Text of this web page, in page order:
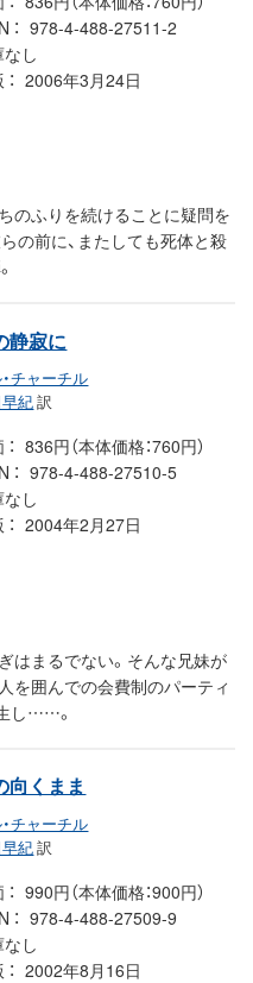
978-4-488-27511-2
し
2006年3月24日
のふりを続けることに疑問を
の前に、またしても死体と殺
静寂に
チャーチル
紀訳
836円（本体価格：760円）
978-4-488-27510-5
し
2004年2月27日
はまるでない。そんな兄妹が
を囲んでの会費制のパーティ
し……。
向くまま
チャーチル
紀訳
990円（本体価格：900円）
978-4-488-27509-9
し
2002年8月16日